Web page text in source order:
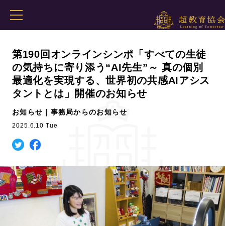
第190回オンラインシンポ「すべての生徒
の気持ちに寄り添う“AI先生”～ 真の個別
最適化を実現する、世界初の共感AIアシス
タントとは」開催のお知らせ
お知らせ｜事務局からのお知らせ
2025.6.10 Tue